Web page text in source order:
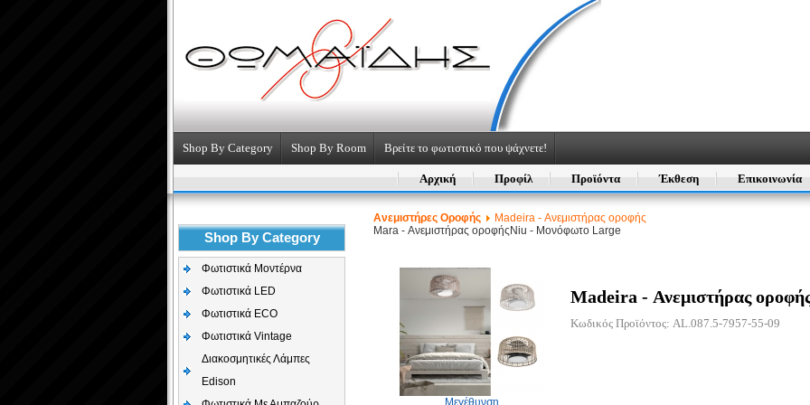
Shop By Category Shop By Room Βρείτε το φωτιστικό που ψάχνετε!
Αρχική Προφίλ Προϊόντα Έκθεση Επικοινωνία
Shop By Category
Φωτιστικά Μοντέρνα
Φωτιστικά LED
Φωτιστικά ECO
Φωτιστικά Vintage
Διακοσμητικές Λάμπες
Edison
Aνεμιστήρες Οροφής
Madeira - Ανεμιστήρας οροφής
Mara - Ανεμιστήρας οροφής Niu - Μονόφωτο Large
Μεγέθυνση
Madeira - Ανεμιστήρας
Κωδικός Προϊόντος: AL.087.5-7957-55-09